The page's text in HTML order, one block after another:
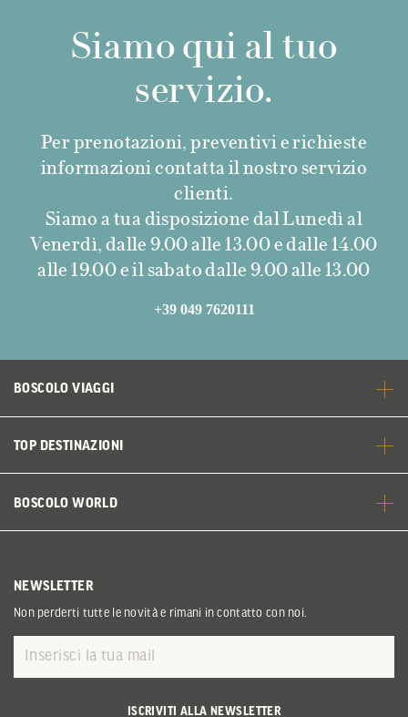
Siamo qui al tuo
servizio.
Per prenotazioni, preventivi e richieste
informazioni contatta il nostro servizio
clienti.
Siamo a tua disposizione dal Lunedì al
Venerdì, dalle 9.00 alle 13.00 e dalle 14.00
alle 19.00 e il sabato dalle 9.00 alle 13.00
+39 049 7620111
BOSCOLO VIAGGI
TOP DESTINAZIONI
BOSCOLO WORLD
NEWSLETTER
Non perderti tutte le novità e rimani in contatto con noi.
ISCRIVITI ALLA NEWSLETTER